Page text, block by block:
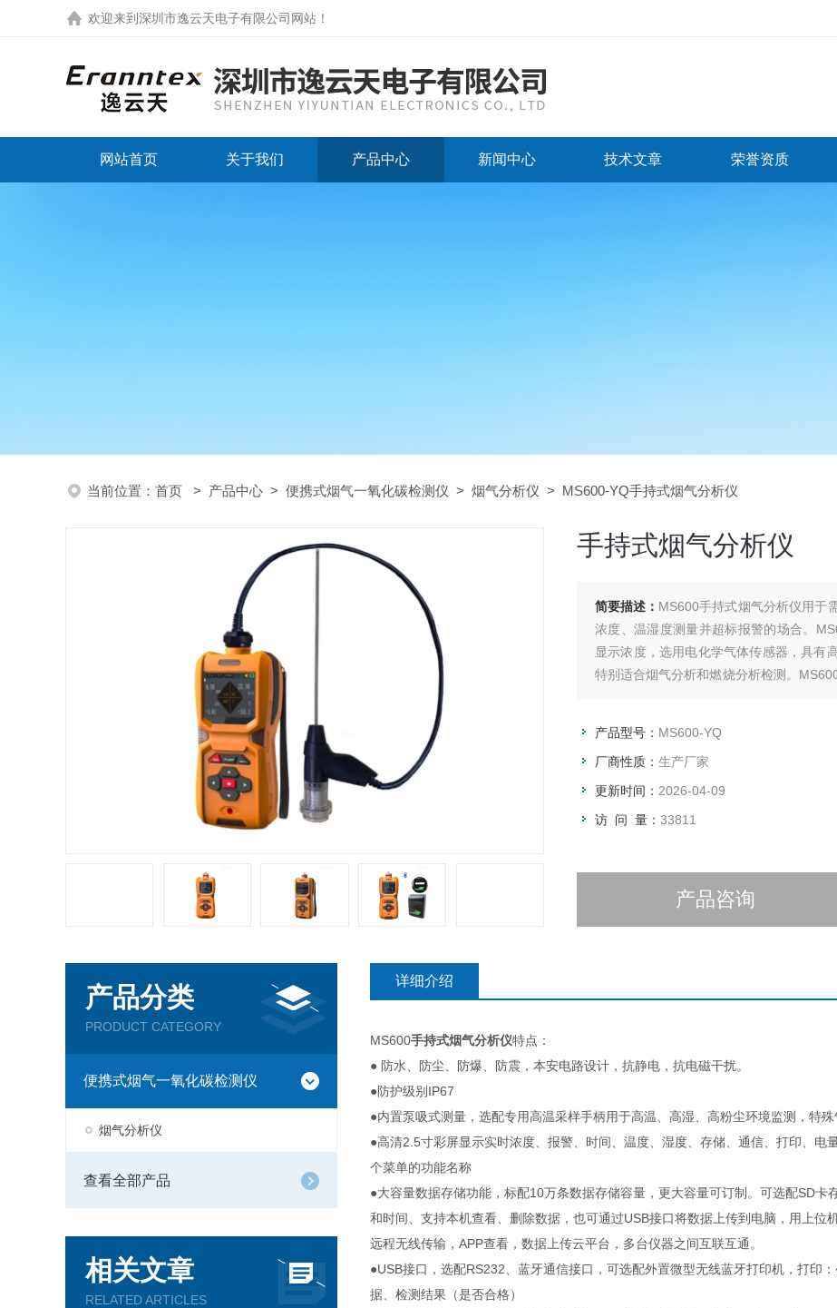
欢迎来到 深圳市逸云天电子有限公司网站 ！
网站首页 关于我们 产品中心 新闻中心 技术文章 荣誉资质
当前位置： 首页 > 产品中心 > 便携式烟气一氧化碳检测仪 > 烟气分析仪 > MS600-YQ手持式烟气分析仪
手持式烟气分析仪
简要描述： MS600手持式烟气分析仪用于
浓度、温湿度测量并超标报警的场合。
显示浓度，选用电化学气体传感器，具有
特别适合烟气分析和燃烧分析检测。
产品型号： MS600-YQ
厂商性质： 生产厂家
更新时间： 2026-04-09
访 问 量： 33811
产品咨询
产品分类
PRODUCT CATEGORY
便携式烟气一氧化碳检测仪
烟气分析仪
查看全部产品
相关文章
RELATED ARTICLES
详细介绍
MS600手持式烟气分析仪特点：
● 防水、防尘、防爆、防震，本安电路设计，抗静电，抗电磁干扰。
●防护级别IP67
●内置泵吸式测量，选配专用高温采样手柄用于高温、高湿、高粉尘环境监测，特殊
●高清2.5寸彩屏显示实时浓度、报警、时间、温度、湿度、存储、通信、打印、电
个菜单的功能名称
●大容量数据存储功能，标配10万条数据存储容量，更大容量可订制。可选配SD
和时间、支持本机查看、删除数据，也可通过USB接口将数据上传到电脑，用上
远程无线传输，APP查看，数据上传云平台，多台仪器之间互联互通。
●USB接口，选配RS232、蓝牙通信接口，可选配外置微型无线蓝牙打印机，打印
据、检测结果（是否合格）